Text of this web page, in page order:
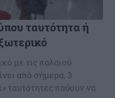
ταυτότητα ή
με τις παλαιού
από σήμερα, 3
ταυτότητες παύουν να